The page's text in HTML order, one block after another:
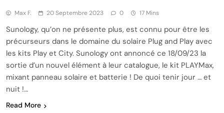
Max F. 20 Septembre 2023 0 17 Mins
Sunology, qu’on ne présente plus, est connu pour être les
précurseurs dans le domaine du solaire Plug and Play avec
les kits Play et City. Sunology ont annoncé ce 18/09/23 la
sortie d’un nouvel élément à leur catalogue, le kit PLAYMax,
mixant panneau solaire et batterie ! De quoi tenir jour … et
nuit !…
Read More